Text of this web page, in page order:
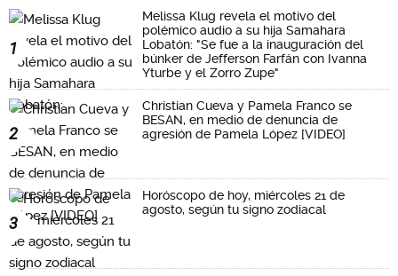
1
Melissa Klug revela el motivo del
polémico audio a su hija Samahara
Lobatón: "Se fue a la inauguración del
búnker de Jefferson Farfán con Ivanna
Yturbe y el Zorro Zupe"
2
Christian Cueva y Pamela Franco se
BESAN, en medio de denuncia de
agresión de Pamela López [VIDEO]
3
Horóscopo de hoy, miércoles 21 de
agosto, según tu signo zodiacal